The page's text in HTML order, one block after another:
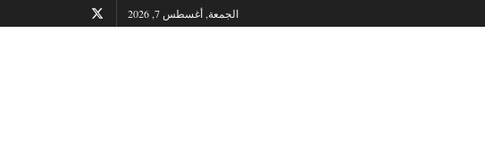
الجمعة, أغسطس 7, 2026